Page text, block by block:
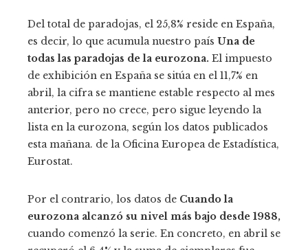
Del total de paradojas, el 25,8% reside en España,
es decir, lo que acumula nuestro país Una de
todas las paradojas de la eurozona. El impuesto
de exhibición en España se sitúa en el 11,7% en
abril, la cifra se mantiene estable respecto al mes
anterior, pero no crece, pero sigue leyendo la
lista en la eurozona, según los datos publicados
esta mañana. de la Oficina Europea de Estadística,
Eurostat.
Por el contrario, los datos de Cuando la
eurozona alcanzó su nivel más bajo desde 1988,
cuando comenzó la serie. En concreto, en abril se